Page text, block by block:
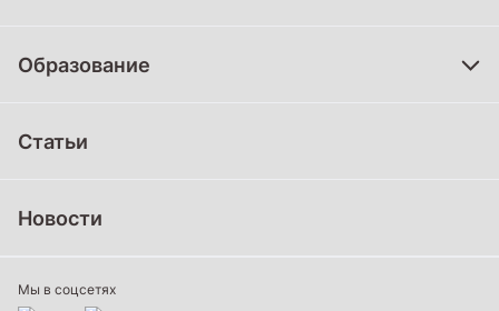
Образование
Дополнительное образование
Статьи
Новости
Мы в соцсетях